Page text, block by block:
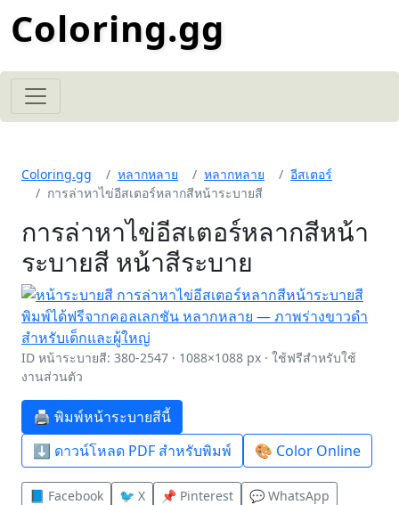
Coloring.gg
Coloring.gg หลากหลาย หลากหลาย
อีสเตอร์
การล่าหาไข่อีสเตอร์หลากสีหน้าระบายสี
การล่าหาไข่อีสเตอร์หลากสีหน้า
ระบายสี หน้าสีระบาย
ID หน้าระบายสี: 380-2547 · 1088×1088 px · ใช้ฟรีสำหรับใช้
งานส่วนตัว
🖨️ พิมพ์หน้าระบายสีนี้
⬇️ ดาวน์โหลด PDF สำหรับพิมพ์
🎨 Color Online
📘 Facebook 🐦 X 📌 Pinterest
💬 WhatsApp